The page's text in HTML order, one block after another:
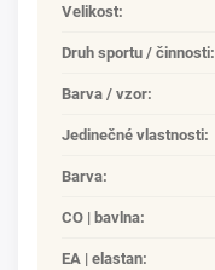
Velikost:
Druh sportu / činnosti:
Barva / vzor:
Jedinečné vlastnosti:
Barva:
CO | bavlna:
EA | elastan: